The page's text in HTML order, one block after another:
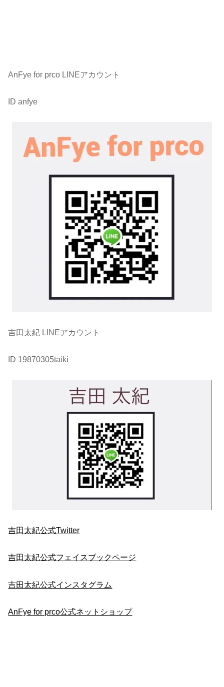
AnFye for prco LINEアカウント
ID anfye
吉田太紀 LINEアカウント
ID 19870305taiki
吉田太紀公式Twitter
吉田太紀公式フェイスブックページ
吉田太紀公式インスタグラム
AnFye for prco公式ネットショップ